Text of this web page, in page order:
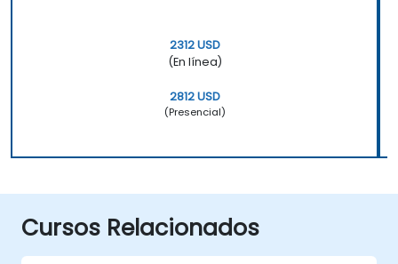
2312 USD
(En línea)
2812 USD
(Presencial)
Cursos Relacionados